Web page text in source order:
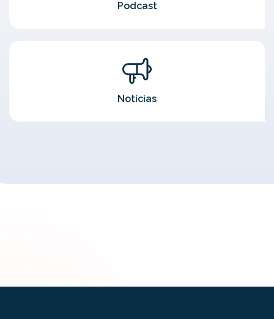
Podcast
Notícias